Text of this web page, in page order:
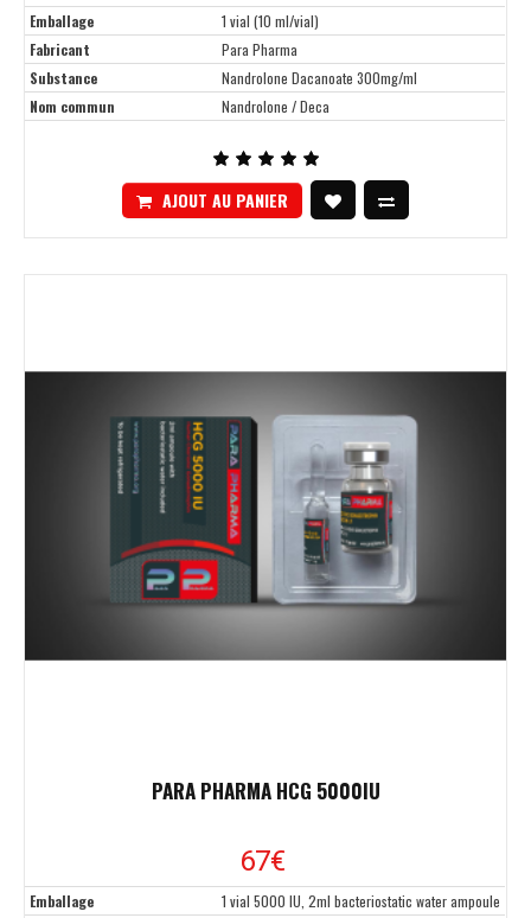
Emballage
1 vial (10 ml/vial)
Fabricant
Para Pharma
Substance
Nandrolone Dacanoate 300mg/ml
Nom commun
Nandrolone / Deca
AJOUT AU PANIER
PARA PHARMA HCG 5000IU
67€
Emballage
1 vial 5000 IU, 2ml bacteriostatic water ampoule